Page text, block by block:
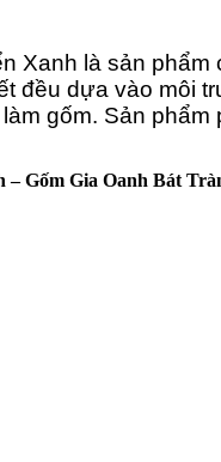
Xanh là sản
đều dựa vào môi
gốm. Sản
– Gốm Gia Oanh Bát